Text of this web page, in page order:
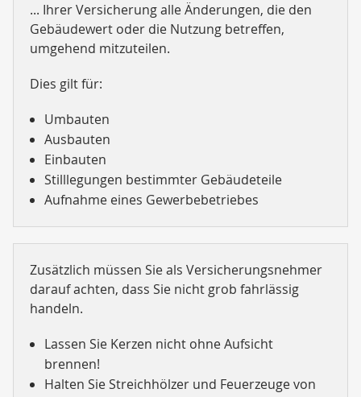
... Ihrer Versicherung alle Änderungen, die den
Gebäudewert oder die Nutzung betreffen,
umgehend mitzuteilen.
Dies gilt für:
Umbauten
Ausbauten
Einbauten
Stilllegungen bestimmter Gebäudeteile
Aufnahme eines Gewerbebetriebes
Zusätzlich müssen Sie als Versicherungsnehmer
darauf achten, dass Sie nicht grob fahrlässig
handeln.
Lassen Sie Kerzen nicht ohne Aufsicht
brennen!
Halten Sie Streichhölzer und Feuerzeuge von